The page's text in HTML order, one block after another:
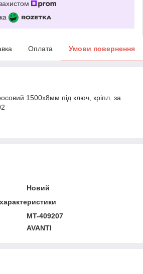
Оплата Умови повернення
1500х8мм під ключ, кріпл. за
Новий
MT-409207
AVANTI